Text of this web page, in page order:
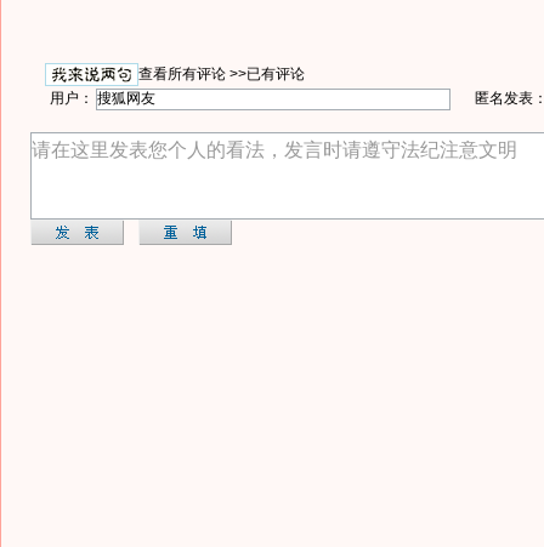
查看所有评论 >>已有评论
用户：
匿名发表